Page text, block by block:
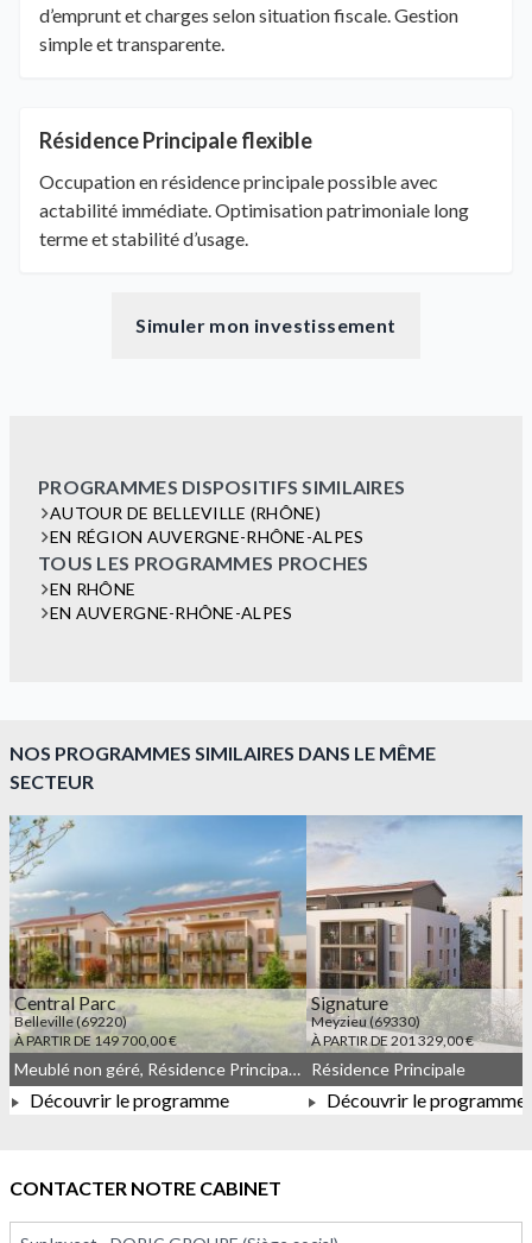
d’emprunt et charges selon situation fiscale. Gestion
simple et transparente.
Résidence Principale flexible
Occupation en résidence principale possible avec
actabilité immédiate. Optimisation patrimoniale long
terme et stabilité d’usage.
Simuler mon investissement
PROGRAMMES DISPOSITIFS SIMILAIRES
AUTOUR DE BELLEVILLE (RHÔNE)
EN RÉGION AUVERGNE-RHÔNE-ALPES
TOUS LES PROGRAMMES PROCHES
EN RHÔNE
EN AUVERGNE-RHÔNE-ALPES
NOS PROGRAMMES SIMILAIRES DANS LE MÊME
SECTEUR
Central Parc
Belleville (69220)
À PARTIR DE 149 700,00 €
À PARTIR DE 149 700,00 €
Meublé non géré, Résidence Principale, JEANBRUN, Droit commun
Découvrir le programme
Signature
Meyzieu (69330)
À PARTIR DE 201 329,00 €
Résidence Principale
Découvrir le programme
CONTACTER NOTRE CABINET